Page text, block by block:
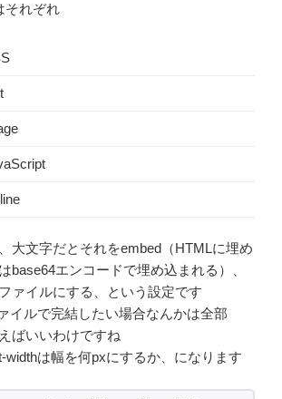
それぞれ
大文字だとそれをembed（HTMLに埋め
base64エンコードで埋め込まれる）、
ァイルにする、という設定です
イルで完結したい場合なんかは全部
ばいいわけですね
widthは幅を何pxにするか、になります